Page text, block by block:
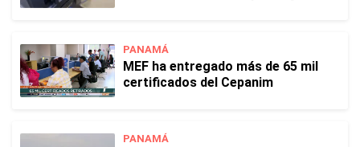
PANAMÁ
MEF ha entregado más de 65 mil
certificados del Cepanim
PANAMÁ